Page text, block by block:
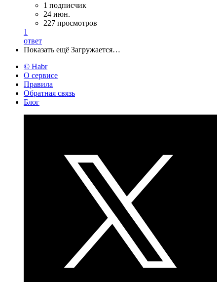
1 подписчик
24 июн.
227 просмотров
1
ответ
Показать ещё Загружается…
© Habr
О сервисе
Правила
Обратная связь
Блог